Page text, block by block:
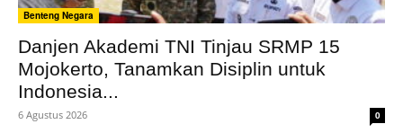
Benteng Negara
Danjen Akademi TNI Tinjau SRMP 15
Mojokerto, Tanamkan Disiplin untuk
Indonesia...
6 Agustus 2026 0